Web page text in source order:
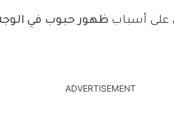
على أسباب ظهور حبوب في الوجه
ADVERTISEMENT